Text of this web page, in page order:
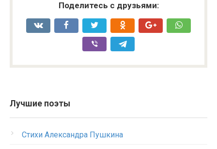
Поделитесь с друзьями:
Лучшие поэты
Стихи Александра Пушкина